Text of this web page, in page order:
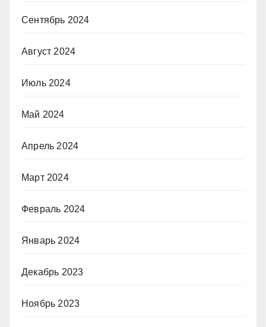
Сентябрь 2024
Август 2024
Июль 2024
Май 2024
Апрель 2024
Март 2024
Февраль 2024
Январь 2024
Декабрь 2023
Ноябрь 2023